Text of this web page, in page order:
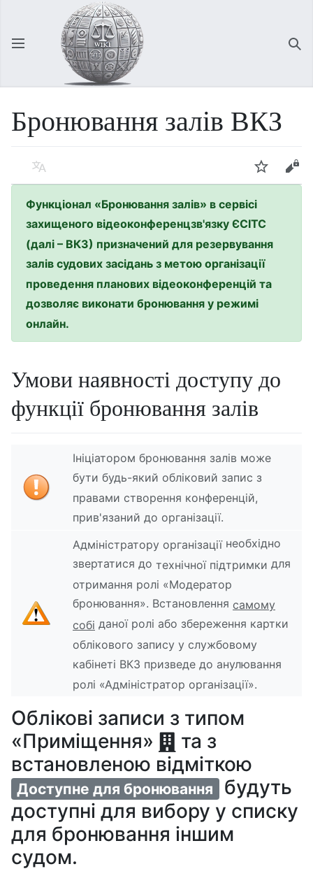
Відкрити головне меню
Бронювання залів ВКЗ
Мова Спостерігати Редагувати
Функціонал «Бронювання залів» в сервісі
захищеного відеоконференцзв'язку ЄСІТС
(далі – ВКЗ) призначений для резервування
залів судових засідань з метою організації
проведення планових відеоконференцій та
дозволяє виконати бронювання у режимі
онлайн.
Умови наявності доступу до
функції бронювання залів
Ініціатором бронювання залів може
бути будь-який обліковий запис з
правами створення конференцій,
прив'язаний до організації.
Адміністратору організаціїнеобхідно
звертатися до технічної підтримки для
отримання ролі «Модератор
бронювання». Встановлення самому
собі даної ролі або збереження картки
облікового запису у службовому
кабінеті ВКЗ призведе до анулювання
ролі «Адміністратор організації».
Облікові записи з типом
«Приміщення»
та з
встановленою відміткою
Доступне для бронювання будуть
доступні для вибору у списку
для бронювання іншим
судом.